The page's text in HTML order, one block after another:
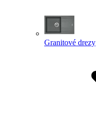
Granitové drezy